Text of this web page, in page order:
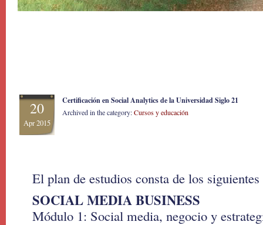
20
Apr 2015
Certificación en Social Analytics de la Universidad Siglo 21
Archived in the category:Cursos y educación
El plan de estudios consta de los
SOCIAL MEDIA BUSINESS
Módulo 1: Social media, negocio y